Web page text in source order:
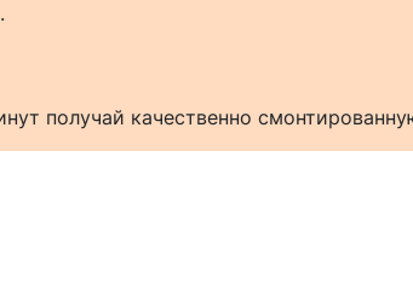
получай качественно